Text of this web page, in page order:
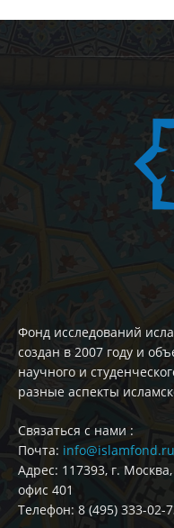
Фонд исследований
создан в 2007 году и
научного и
разные аспекты
Cвязаться с нами :
Почта: info@islamfond.ru
Адрес: 117393, г.
офис 401
Телефон: 8 (495) 333-02-